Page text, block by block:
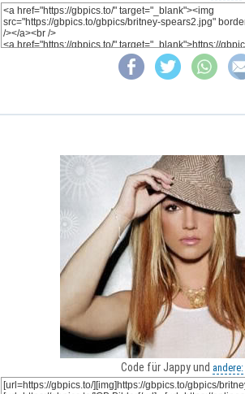
Code für Jappy und andere: